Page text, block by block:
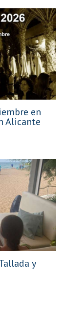
en
Alicante
y